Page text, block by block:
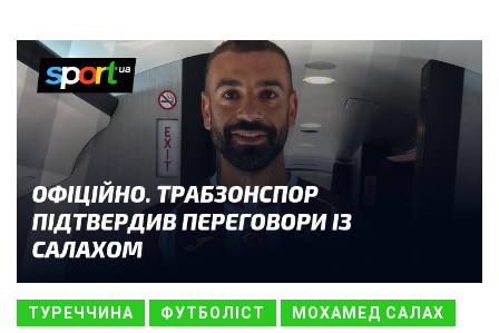
ТУРЕЧЧИНА ФУТБОЛІСТ МОХАМЕД САЛАХ